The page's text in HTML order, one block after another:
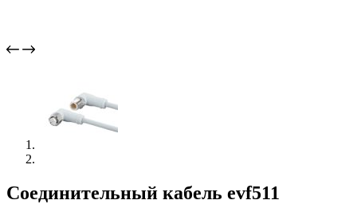
Соединительный кабель evf511